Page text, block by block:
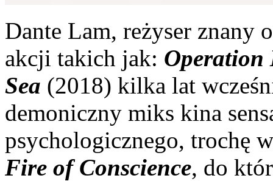
Dante Lam, reżyser
akcji takich jak: Operation
Sea (2018) kilka lat
demoniczny miks kina
psychologicznego, trochę
Fire of Conscience, do